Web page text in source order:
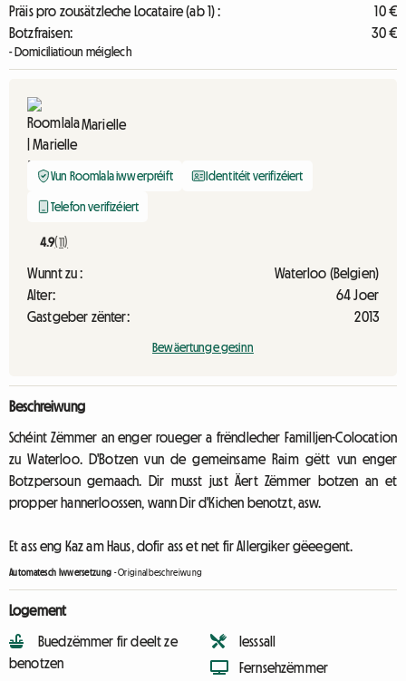
Präis pro zousätzleche Locataire (ab 1) :
10 €
Botzfraisen:
30 €
- Domiciliatioun méiglech
Marielle
Vun Roomlala iwwerpréift Identitéit verifizéiert
Telefon verifizéiert
4.9(11)
Wunnt zu :
Waterloo (Belgien)
Alter:
64 Joer
Gastgeber zënter:
2013
Bewäertunge gesinn
Beschreiwung
Schéint Zëmmer an enger roueger a frëndlecher Familljen-Colocation
zu Waterloo. D'Botzen vun de gemeinsame Raim gëtt vun enger
Botzpersoun gemaach. Dir musst just Äert Zëmmer botzen an et
propper hannerloossen, wann Dir d'Kichen benotzt, asw.
Et ass eng Kaz am Haus, dofir ass et net fir Allergiker gëeegent.
Automatesch Iwwersetzung -Originalbeschreiwung
Logement
Buedzëmmer fir deelt ze
benotzen
Iesssall
Fernsehzëmmer